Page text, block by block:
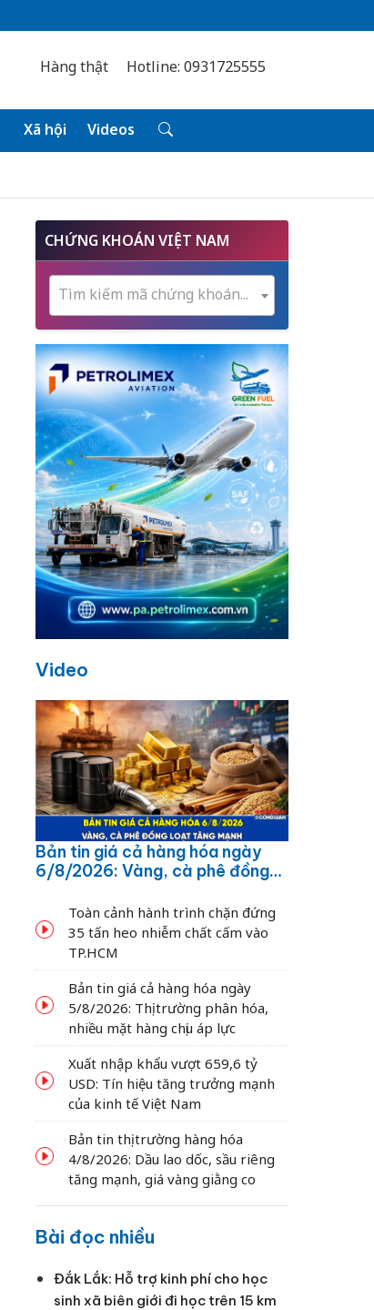
Hàng thật Hotline: 0931725555
Xã hội Videos
CHỨNG KHOÁN VIỆT NAM
Tìm kiếm mã chứng khoán...
Video
Bản tin giá cả hàng hóa ngày
6/8/2026: Vàng, cà phê đồng
Toàn cảnh hành trình chặn đứng
35 tấn heo nhiễm chất cấm vào
TP.HCM
Bản tin giá cả hàng hóa ngày
5/8/2026: Thị trường phân hóa,
nhiều mặt hàng chịu áp lực
Xuất nhập khẩu vượt 659,6 tỷ
USD: Tín hiệu tăng trưởng mạnh
của kinh tế Việt Nam
Bản tin thị trường hàng hóa
4/8/2026: Dầu lao dốc, sầu riêng
tăng mạnh, giá vàng giằng co
Bài đọc nhiều
Đắk Lắk: Hỗ trợ kinh phí cho học
sinh xã biên giới đi học trên 15 km